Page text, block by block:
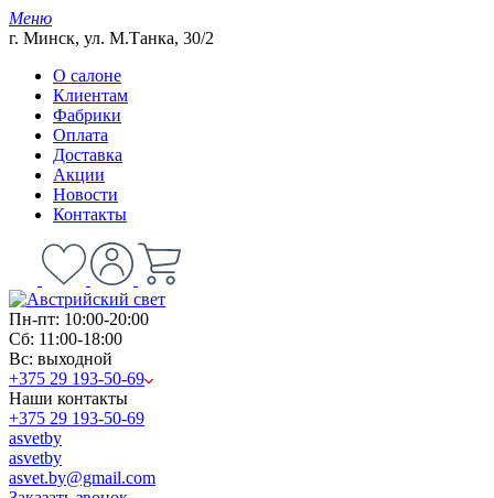
Меню
г. Минск, ул. М.Танка, 30/2
О салоне
Клиентам
Фабрики
Оплата
Доставка
Акции
Новости
Контакты
Пн-пт: 10:00-20:00
Сб: 11:00-18:00
Вс: выходной
+375 29 193-50-69
Наши контакты
+375 29 193-50-69
asvetby
asvetby
asvet.by@gmail.com